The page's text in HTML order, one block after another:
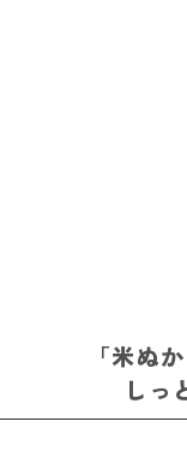
「米ぬ
しっ